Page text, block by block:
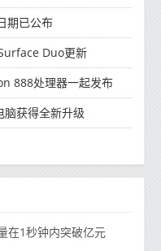
期已公布
Duo更新
888处理器一起发布
获得全新升级
在1秒钟内突破亿元